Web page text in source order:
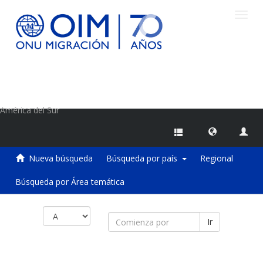
América del Sur
Nueva búsqueda Búsqueda por país Regional
Búsqueda por Área temática
Ir